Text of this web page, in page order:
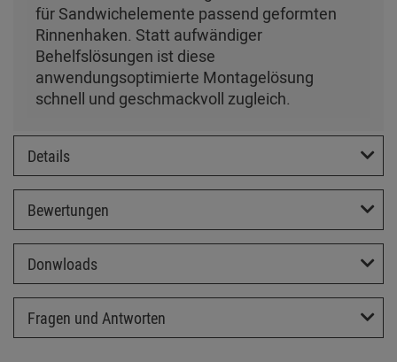
für Sandwichelemente passend geformten
Rinnenhaken. Statt aufwändiger
Behelfslösungen ist diese
anwendungsoptimierte Montagelösung
schnell und geschmackvoll zugleich.
Details
Bewertungen
Donwloads
Fragen und Antworten